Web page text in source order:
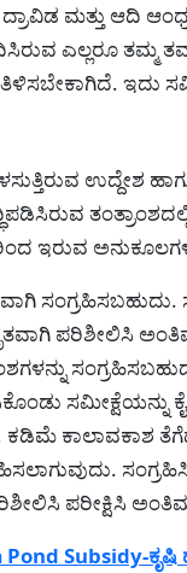
ಮತ್ತು ಆದಿ
ಎಲ್ಲರೂ ತಮ್ಮ
ಇದು
ಉದ್ದೇಶ
ಇರುವ
ಸಂಗ್ರಹಿಸಬಹುದು.
ಪರಿಶೀಲಿಸಿ
ಸಮೀಕ್ಷೆಯನ್ನು
ಕಾಲಾವಕಾಶ
ಪರೀಕ್ಷಿಸಿ
Pond Subsidy-